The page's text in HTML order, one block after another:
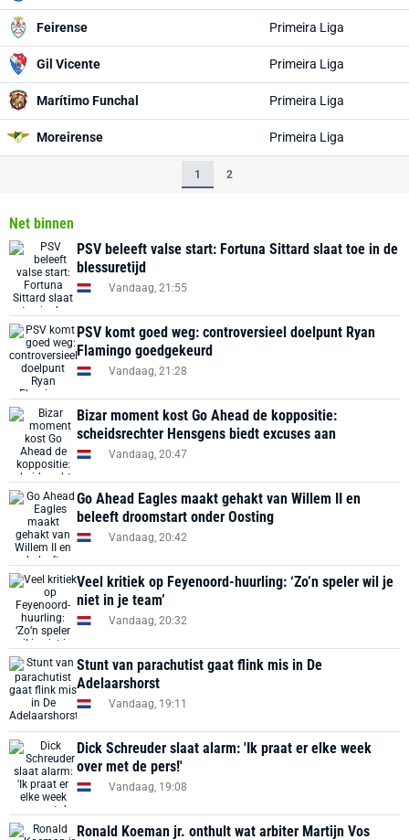
Feirense Primeira Liga
Gil Vicente Primeira Liga
Marítimo Funchal Primeira Liga
Moreirense Primeira Liga
1 2
Net binnen
PSV beleeft valse start: Fortuna Sittard slaat toe in de
blessuretijd
Vandaag, 21:55
PSV komt goed weg: controversieel doelpunt Ryan
Flamingo goedgekeurd
Vandaag, 21:28
Bizar moment kost Go Ahead de koppositie:
scheidsrechter Hensgens biedt excuses aan
Vandaag, 20:47
Go Ahead Eagles maakt gehakt van Willem II en
beleeft droomstart onder Oosting
Vandaag, 20:42
Veel kritiek op Feyenoord-huurling: ‘Zo’n speler wil je
niet in je team’
Vandaag, 20:32
Stunt van parachutist gaat flink mis in De
Adelaarshorst
Vandaag, 19:11
Dick Schreuder slaat alarm: 'Ik praat er elke week
over met de pers!'
Vandaag, 19:08
Ronald Koeman jr. onthult wat arbiter Martijn Vos